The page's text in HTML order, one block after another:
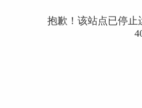
抱歉！该站点已停止